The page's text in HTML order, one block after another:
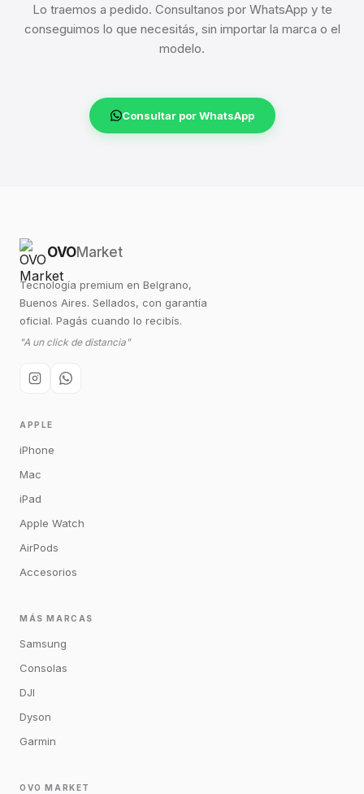
Lo traemos a pedido. Consultanos por WhatsApp y te
conseguimos lo que necesitás, sin importar la marca o el
modelo.
Consultar por WhatsApp
OVOMarket
Tecnología premium en Belgrano,
Buenos Aires. Sellados, con garantía
oficial. Pagás cuando lo recibís.
"A un click de distancia"
APPLE
iPhone
Mac
iPad
Apple Watch
AirPods
Accesorios
MÁS MARCAS
Samsung
Consolas
DJI
Dyson
Garmin
OVO MARKET